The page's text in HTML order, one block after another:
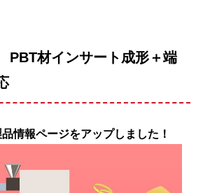
材インサート成形＋端
情報ページをアップしました！